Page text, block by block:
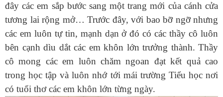
đây các em sắp bước sang một trang mới của cánh cửa
tương lai rộng mở… Trước đây, với bao bỡ ngỡ nhưng
các em luôn tự tin, mạnh dạn ở đó có các thầy cô luôn
bên cạnh dìu dắt các em khôn lớn trưởng thành. Thầy
cô mong các em luôn chăm ngoan đạt kết quả cao
trong học tập và luôn nhớ tới mái trường Tiểu học nơi
có tuổi thơ các em khôn lớn từng ngày.